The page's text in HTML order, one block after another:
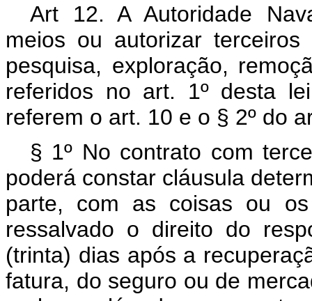
Art 12. A Autoridade
meios ou autorizar
pesquisa, exploração,
referidos no art. 1º desta
referem o art. 10 e o § 2º do
§ 1º No contrato com
poderá constar cláusula
parte, com as coisas ou
ressalvado o direito do
(trinta) dias após a
fatura, do seguro ou de